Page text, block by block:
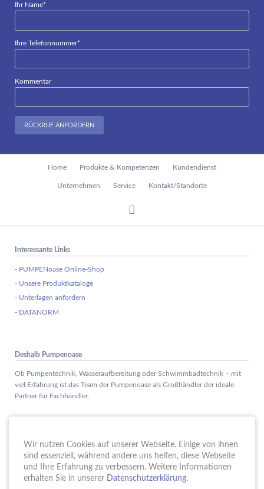
Pflichtfeld
Ihr Name*
Pflichtfeld
Ihre Telefonnummer*
Kommentar
RÜCKRUF ANFORDERN
Home Produkte & Kompetenzen Kundendienst
Unternehmen Service Kontakt/Standorte
Interessante Links
- PUMPENoase Online-Shop
- Unsere Produktkataloge
- Unterlagen anfordern
- DATANORM
Deshalb Pumpenoase
Ob Pumpentechnik, Wasseraufbereitung oder Schwimmbadtechnik – mit
viel Erfahrung ist das Team der Pumpenoase als Großhändler der ideale
Partner für Fachhändler.
15. Schule trifft Wirtschaft bei der PUMPENoase!
18. Vortrag IT-Sicherheit
Wir nutzen Cookies auf unserer Webseite. Einige von ihnen
sind essenziell, während andere uns helfen, diese Webseite
und Ihre Erfahrung zu verbessern. Weitere Informationen
erhalten Sie in unserer Datenschutzerklärung.